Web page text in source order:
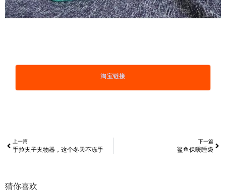
淘宝链接
上一篇
手拉夹子夹物器，这个冬天不冻手
下一篇
鲨鱼保暖睡袋
猜你喜欢